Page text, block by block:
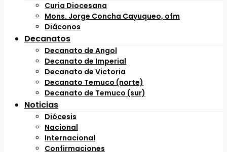
Curia Diocesana
Mons. Jorge Concha Cayuqueo, ofm
Diáconos
Decanatos
Decanato de Angol
Decanato de Imperial
Decanato de Victoria
Decanato Temuco (norte)
Decanato de Temuco (sur)
Noticias
Diócesis
Nacional
Internacional
Confirmaciones